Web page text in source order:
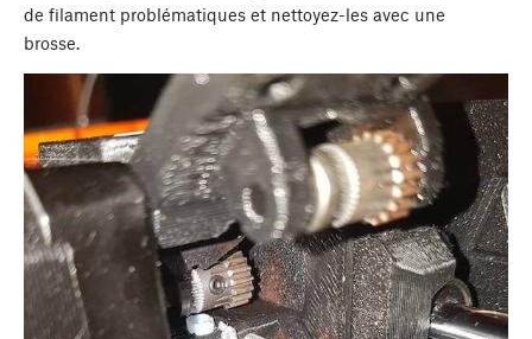
de filament problématiques et nettoyez-les avec une
brosse.